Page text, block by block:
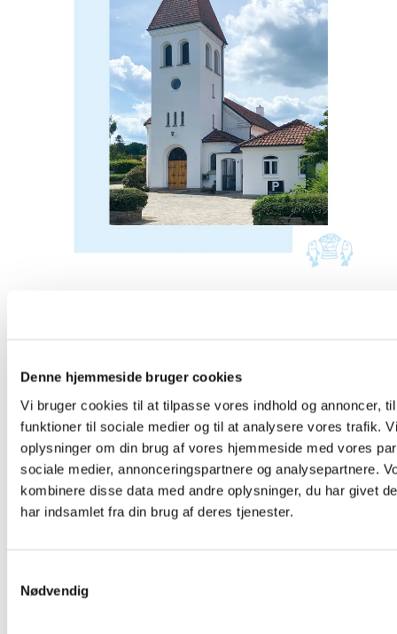
Denne hjemmeside bruger cookies
Vi bruger cookies til at tilpasse vores indhold og annoncer,
funktioner til sociale medier og til at analysere vores trafik.
oplysninger om din brug af vores hjemmeside med vores
sociale medier, annonceringspartnere og analysepartnere.
kombinere disse data med andre oplysninger, du har givet
har indsamlet fra din brug af deres tjenester.
Nødvendig
Klik på billedet for at læse bladet